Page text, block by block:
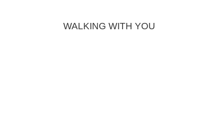
WALKING WITH YOU